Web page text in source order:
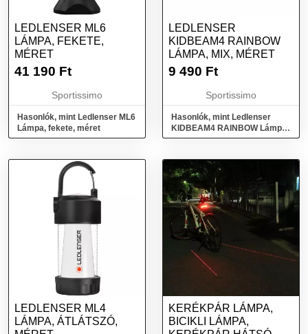
LEDLENSER ML6
LÁMPA, FEKETE,
MÉRET
41 190 Ft
Sportissimo
Hasonlók, mint Ledlenser ML6
Lámpa, fekete, méret
LEDLENSER
KIDBEAM4 RAINBOW
LÁMPA, MIX, MÉRET
9 490 Ft
Sportissimo
Hasonlók, mint Ledlenser
KIDBEAM4 RAINBOW Lámpa,
mix, méret
LEDLENSER ML4
LÁMPA, ÁTLÁTSZÓ,
KERÉKPÁR LÁMPA,
BICIKLI LÁMPA,